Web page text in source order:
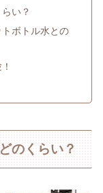
い？
トボトル水との
のくらい？